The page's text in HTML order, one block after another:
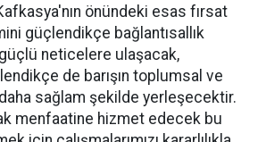
önündeki esas fırsat
güçlendikçe bağlantısallık
neticelere ulaşacak,
de barışın toplumsal ve
sağlam şekilde yerleşecektir.
menfaatine hizmet edecek bu